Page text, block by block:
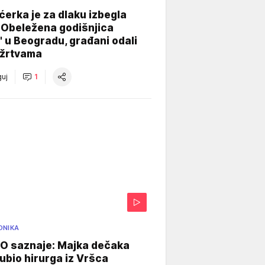
je za dlaku izbegla
godišnjica
u Beogradu, građani odali
1
saznaje: Majka dečaka
hirurga iz Vršca